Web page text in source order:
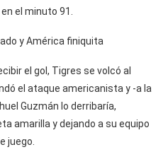
el minuto 91.
y América finiquita
el gol, Tigres se volcó al
el ataque americanista y -a la
Guzmán lo derribaría,
amarilla y dejando a su equipo
juego.